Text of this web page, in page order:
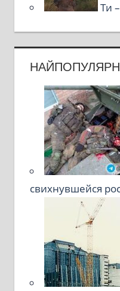
Ти
свихнувшейся